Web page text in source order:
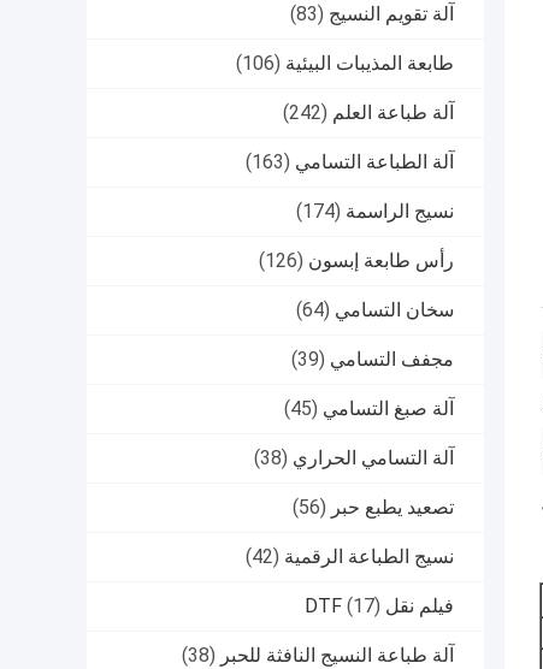
آلة تقويم النسيج (83)
طابعة المذيبات البيئية (106)
آلة طباعة العلم (242)
آلة الطباعة التسامي (163)
نسيج الراسمة (174)
رأس طابعة إبسون (126)
سخان التسامي (64)
مجفف التسامي (39)
آلة صبغ التسامي (45)
آلة التسامي الحراري (38)
تصعيد يطبع حبر (56)
نسيج الطباعة الرقمية (42)
فيلم نقل DTF (17)
آلة طباعة النسيج النافثة للحبر (38)